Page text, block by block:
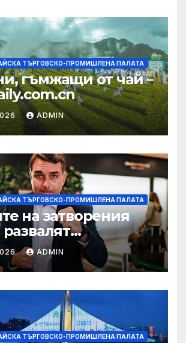
ТЪРГОВСКО-ПРОМИШЛЕНА ПАЛАТА
гъмжащи от чай –
ADMIN
ТЪРГОВСКО-ПРОМИШЛЕНА ПАЛАТА
на затворения
на Флавио
за президент на
ADMIN
ТЪРГОВСКО-ПРОМИШЛЕНА ПАЛАТА